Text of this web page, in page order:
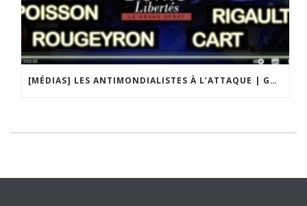
[MÉDIAS] LES ANTIMONDIALISTES À L’ATTAQUE | GRAND DÉBAT DE BRISTO LIBERTÉS